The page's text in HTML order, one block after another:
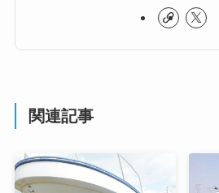
関連記事